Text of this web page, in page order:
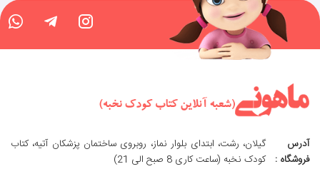
آدرس
فروشگاه :
گیلان، رشت، ابتدای بلوار نماز، روبروی ساختمان پزشکان آتیه، کتاب
کودک نخبه (ساعت کاری 8 صبح الی 21)